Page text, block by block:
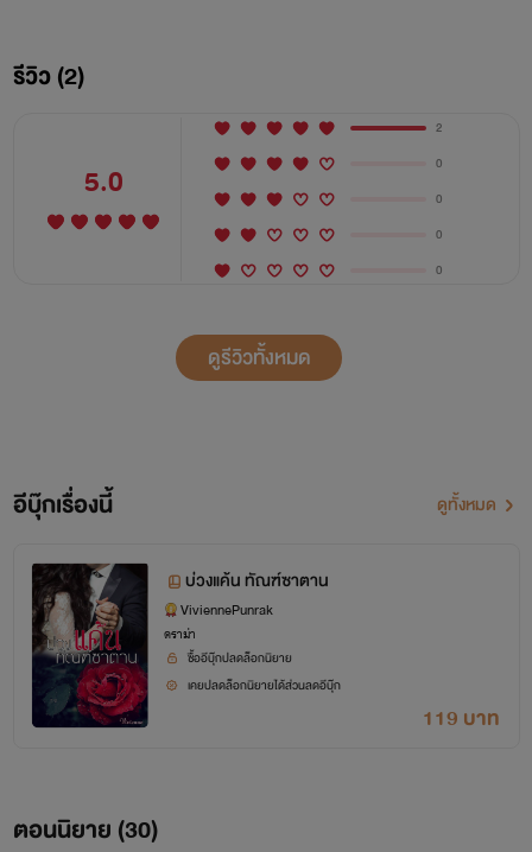
ไว้จนสุดความสามารถแล้วครับ แต่ก็ไม่สามารถยื้อชีวิตทั้งคู่ไว้ได้"
เสียงของหมอเจ้าของไข้เอ่ยขึ้น
"ไม่จริง...ไม่จริง หมอโกหกใช่ไหมครับ ฮือออ...พิมพ์กลับ
มาหาผมก่อน กลับมาหาผมนะพิมพ์" มือหนาโอบกอดและเขย่า
ร่างไร้ลมหายใจด้วยความเสียใจ
"นายครับ ตำรวจบอกว่าคนที่ขับรถเป็นคุณพลอยครับ และ
ตอนนี้คุณพลอยก็ยังไม่ฟื้นเลยครับ เสียงบอดี้การ์ดรายงานออก
ไหร่ เมื่อนั้นก็จะถึงเวลาของเธอที่จะต้องสัมผัสกับคำว่าตายทั้ง
เป็น....."
รีวิว (2)
5.0
2
0
0
0
0
ดูรีวิวทั้งหมด
อีบุ๊กเรื่องนี้ ดูทั้งหมด
บ่วงแค้น ทัณฑ์ซาตาน
ViviennePunrak
ดราม่า
ซื้ออีบุ๊กปลดล็อกนิยาย
เคยปลดล็อกนิยายได้ส่วนลดอีบุ๊ก
119 บาท
ตอนนิยาย (30)